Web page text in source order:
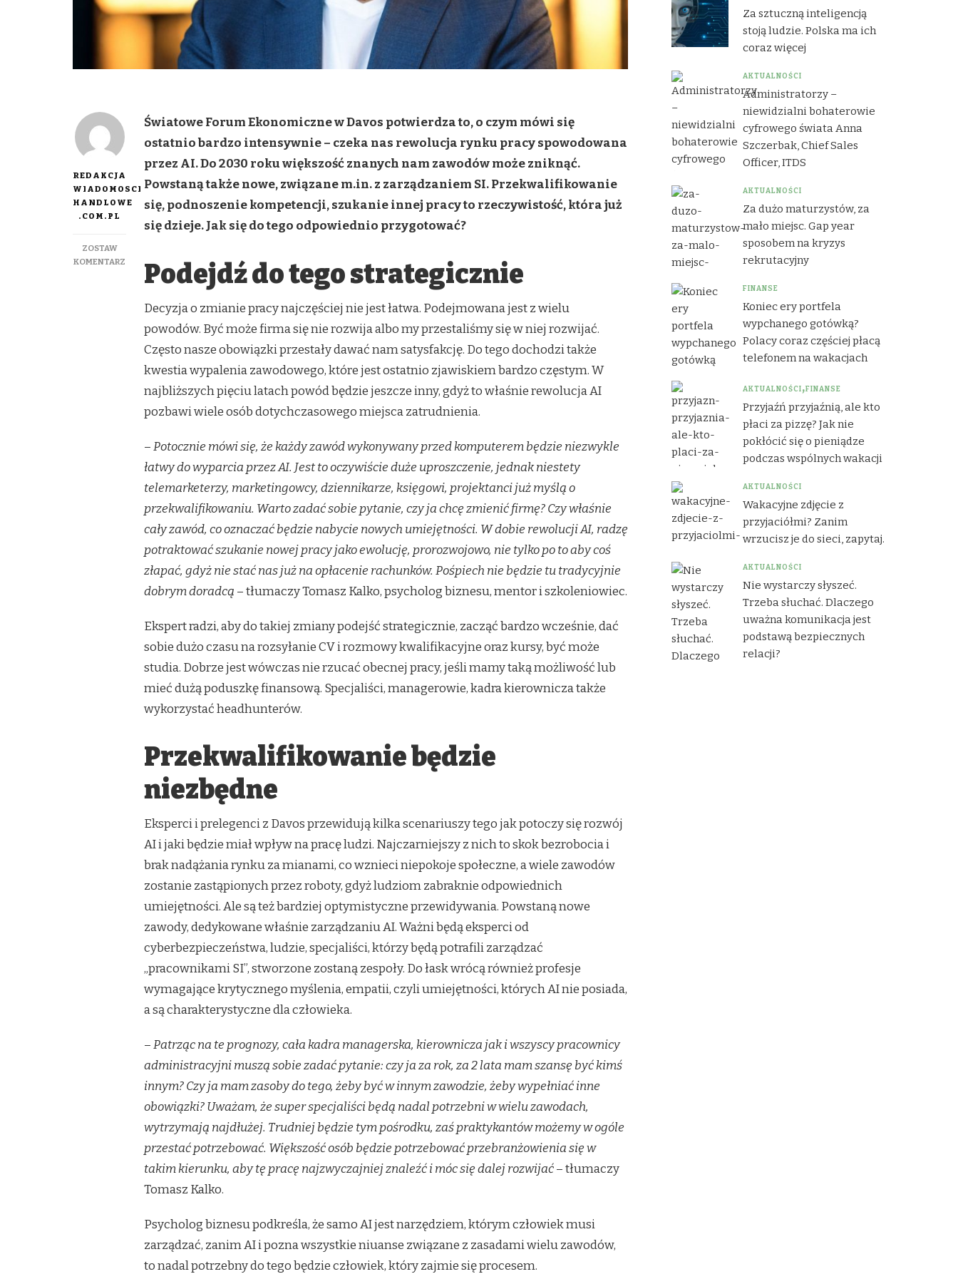
REDAKCJA
WIADOMOSCI
HANDLOWE
.COM.PL
ZOSTAW
KOMENTARZ
ZAWODOWEJ
CIĄGU
Światowe Forum Ekonomiczne w Davos potwierdza to, o czym mówi się
ostatnio bardzo intensywnie – czeka nas rewolucja rynku pracy spowodowana
przez AI. Do 2030 roku większość znanych nam zawodów może zniknąć.
Powstaną także nowe, związane m.in. z zarządzaniem SI. Przekwalifikowanie
się, podnoszenie kompetencji, szukanie innej pracy to rzeczywistość, która już
się dzieje. Jak się do tego odpowiednio przygotować?
Podejdź do tego strategicznie
Decyzja o zmianie pracy najczęściej nie jest łatwa. Podejmowana jest z wielu
powodów. Być może firma się nie rozwija albo my przestaliśmy się w niej rozwijać.
Często nasze obowiązki przestały dawać nam satysfakcję. Do tego dochodzi także
kwestia wypalenia zawodowego, które jest ostatnio zjawiskiem bardzo częstym. W
najbliższych pięciu latach powód będzie jeszcze inny, gdyż to właśnie rewolucja AI
pozbawi wiele osób dotychczasowego miejsca zatrudnienia.
–Potocznie mówi się, że każdy zawód wykonywany przed komputerem będzie niezwykle
łatwy do wyparcia przez AI. Jest to oczywiście duże uproszczenie, jednak niestety
telemarketerzy, marketingowcy, dziennikarze, księgowi, projektanci już myślą o
przekwalifikowaniu. Warto zadać sobie pytanie, czy ja chcę zmienić firmę? Czy właśnie
cały zawód, co oznaczać będzie nabycie nowych umiejętności. W dobie rewolucji AI, radzę
potraktować szukanie nowej pracy jako ewolucję, prorozwojowo, nie tylko po to aby coś
złapać, gdyż nie stać nas już na opłacenie rachunków. Pośpiech nie będzie tu tradycyjnie
dobrym doradcą – tłumaczy Tomasz Kalko, psycholog biznesu, mentor i szkoleniowiec.
Ekspert radzi, aby do takiej zmiany podejść strategicznie, zacząć bardzo wcześnie, dać
sobie dużo czasu na rozsyłanie CV i rozmowy kwalifikacyjne oraz kursy, być może
studia. Dobrze jest wówczas nie rzucać obecnej pracy, jeśli mamy taką możliwość lub
mieć dużą poduszkę finansową. Specjaliści, managerowie, kadra kierownicza także
wykorzystać headhunterów.
Przekwalifikowanie będzie
niezbędne
Eksperci i prelegenci z Davos przewidują kilka scenariuszy tego jak potoczy się rozwój
AI i jaki będzie miał wpływ na pracę ludzi. Najczarniejszy z nich to skok bezrobocia i
brak nadążania rynku za mianami, co wznieci niepokoje społeczne, a wiele zawodów
zostanie zastąpionych przez roboty, gdyż ludziom zabraknie odpowiednich
umiejętności. Ale są też bardziej optymistyczne przewidywania. Powstaną nowe
zawody, dedykowane właśnie zarządzaniu AI. Ważni będą eksperci od
cyberbezpieczeństwa, ludzie, specjaliści, którzy będą potrafili zarządzać
„pracownikami SI”, stworzone zostaną zespoły. Do łask wrócą również profesje
wymagające krytycznego myślenia, empatii, czyli umiejętności, których AI nie posiada,
a są charakterystyczne dla człowieka.
–Patrząc na te prognozy, cała kadra managerska, kierownicza jak i wszyscy pracownicy
administracyjni muszą sobie zadać pytanie: czy ja za rok, za 2 lata mam szansę być kimś
innym? Czy ja mam zasoby do tego, żeby być w innym zawodzie, żeby wypełniać inne
obowiązki? Uważam, że super specjaliści będą nadal potrzebni w wielu zawodach,
wytrzymają najdłużej. Trudniej będzie tym pośrodku, zaś praktykantów możemy w ogóle
przestać potrzebować. Większość osób będzie potrzebować przebranżowienia się w
takim kierunku, aby tę pracę najzwyczajniej znaleźć i móc się dalej rozwijać– tłumaczy
Tomasz Kalko.
Psycholog biznesu podkreśla, że samo AI jest narzędziem, którym człowiek musi
zarządzać, zanim AI i pozna wszystkie niuanse związane z zasadami wielu zawodów,
to nadal potrzebny do tego będzie człowiek, który zajmie się procesem.
Za sztuczną inteligencją
stoją ludzie. Polska ma ich
coraz więcej
AKTUALNOŚCI
Administratorzy –
niewidzialni bohaterowie
cyfrowego świata Anna
Szczerbak, Chief Sales
Officer, ITDS
AKTUALNOŚCI
Za dużo maturzystów, za
mało miejsc. Gap year
sposobem na kryzys
rekrutacyjny
FINANSE
Koniec ery portfela
wypchanego gotówką?
Polacy coraz częściej płacą
telefonem na wakacjach
AKTUALNOŚCI FINANSE
Przyjaźń przyjaźnią, ale kto
płaci za pizzę? Jak nie
pokłócić się o pieniądze
podczas wspólnych wakacji
AKTUALNOŚCI
Wakacyjne zdjęcie z
przyjaciółmi? Zanim
wrzucisz je do sieci, zapytaj.
AKTUALNOŚCI
Nie wystarczy słyszeć.
Trzeba słuchać. Dlaczego
uważna komunikacja jest
podstawą bezpiecznych
relacji?